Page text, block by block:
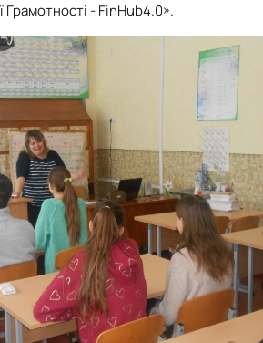
Грамотності - FinHub4.0».